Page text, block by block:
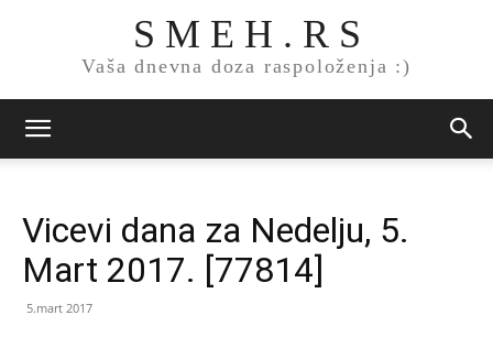
S M E H . R S
Vaša dnevna doza raspoloženja :)
Vicevi dana za Nedelju, 5.
Mart 2017. [77814]
5.mart 2017